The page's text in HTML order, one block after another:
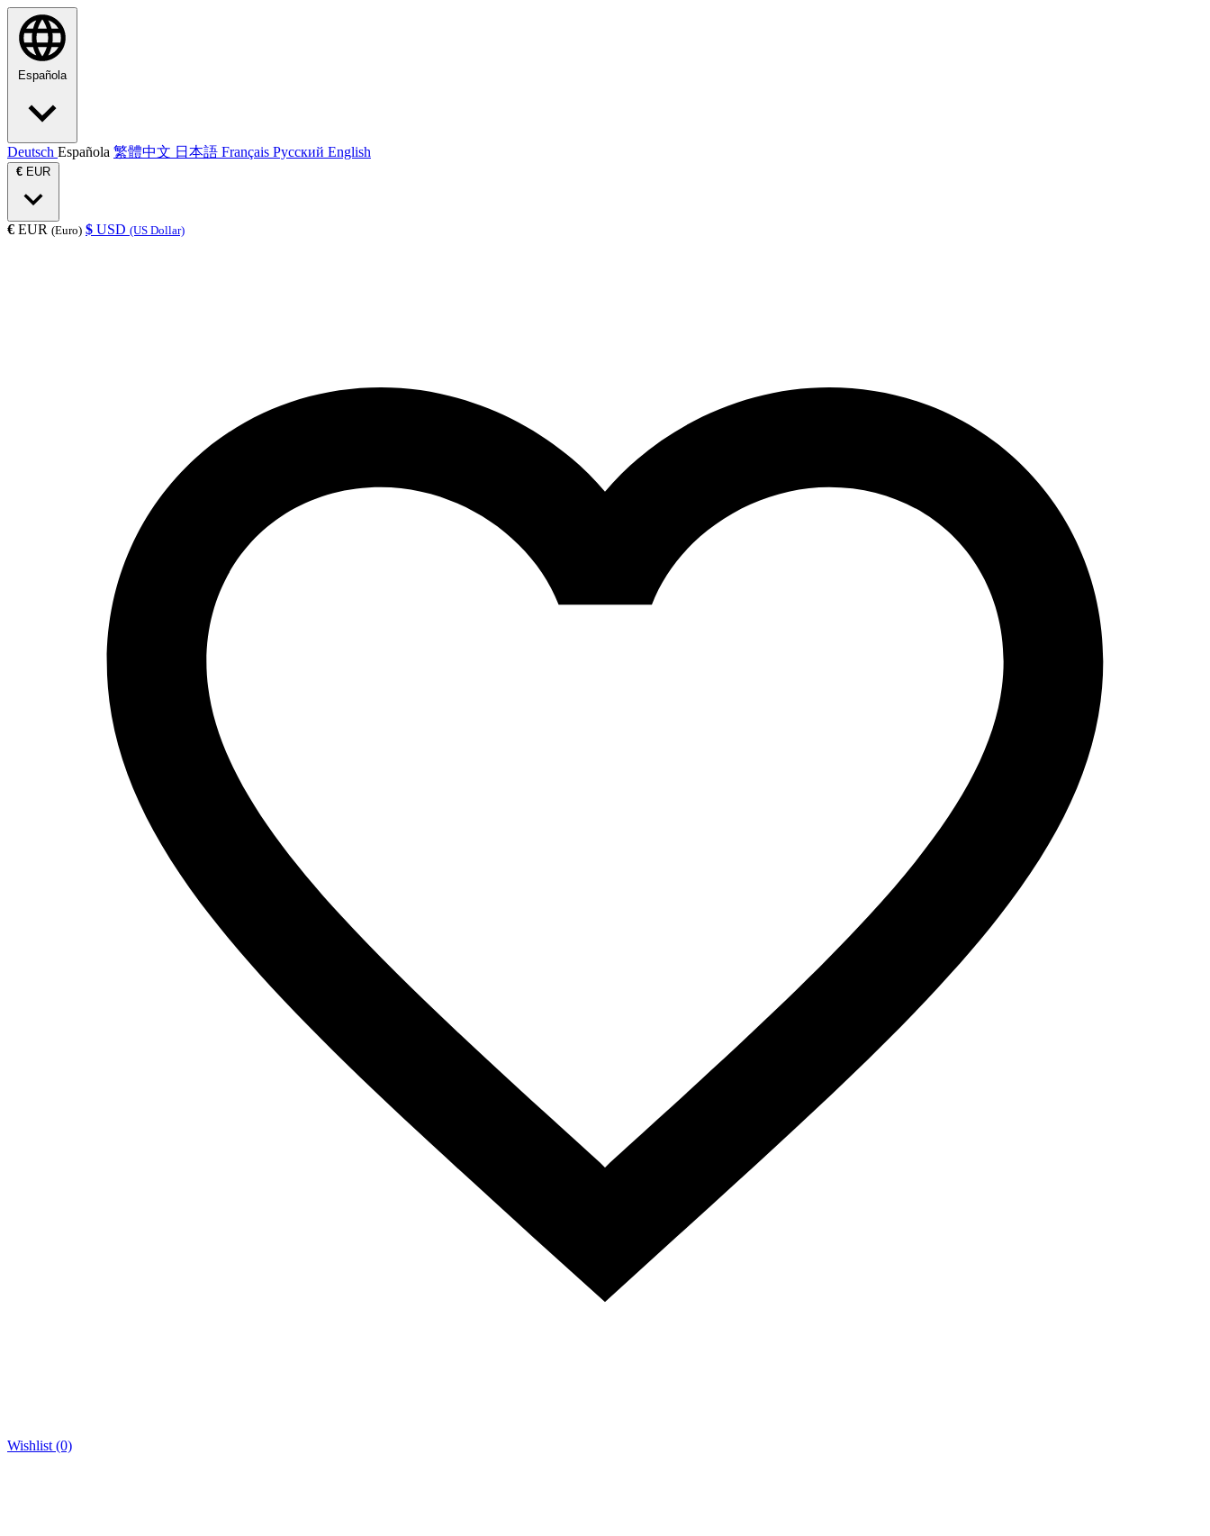
Española
Deutsch Española 繁體中文 日本語 Français Русский English
€ EUR
€ EUR (Euro) $ USD (US Dollar)
Wishlist (0)